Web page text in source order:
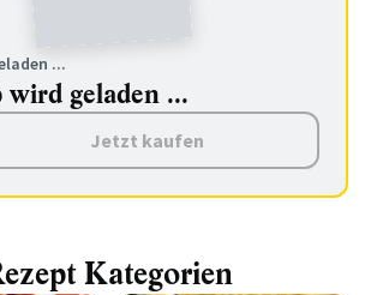
...
geladen ...
Jetzt kaufen
Kategorien